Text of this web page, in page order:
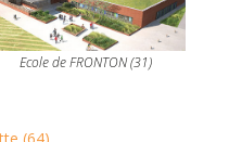
Ecole de FRONTON (31)